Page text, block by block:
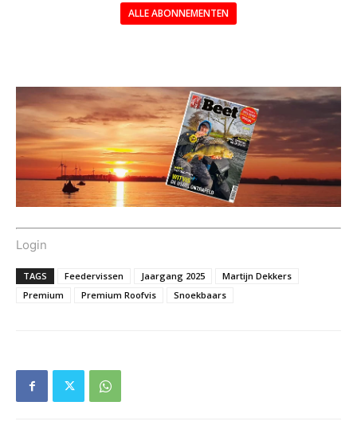
ALLE ABONNEMENTEN
Login
TAGS Feedervissen Jaargang 2025
Martijn Dekkers
Premium
Premium Roofvis Snoekbaars